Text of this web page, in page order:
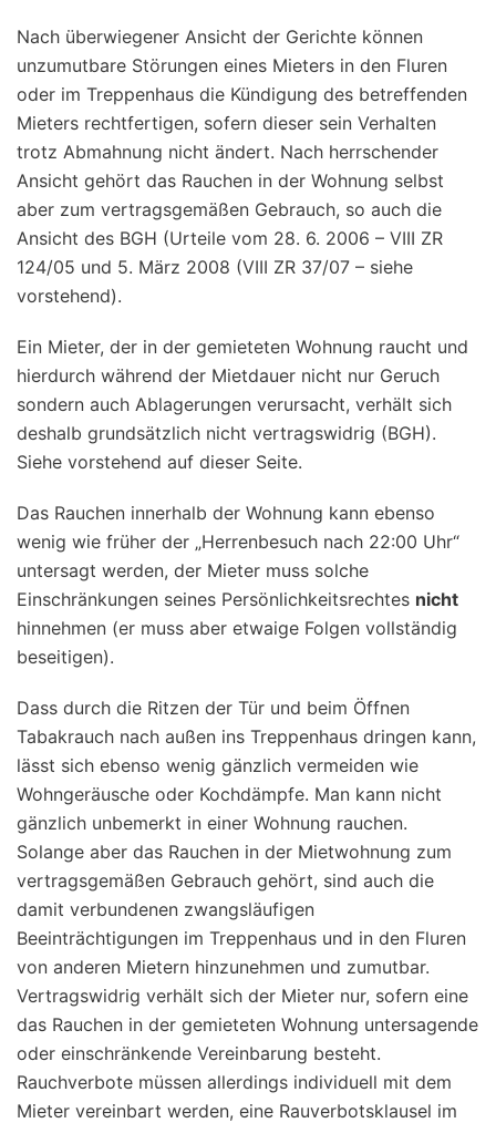
Nach überwiegener Ansicht der Gerichte können
unzumutbare Störungen eines Mieters in den Fluren
oder im Treppenhaus die Kündigung des betreffenden
Mieters rechtfertigen, sofern dieser sein Verhalten
trotz Abmahnung nicht ändert. Nach herrschender
Ansicht gehört das Rauchen in der Wohnung selbst
aber zum vertragsgemäßen Gebrauch, so auch die
Ansicht des BGH (Urteile vom 28. 6. 2006 – VIII ZR
124/05 und 5. März 2008 (VIII ZR 37/07 – siehe
vorstehend).
Ein Mieter, der in der gemieteten Wohnung raucht und
hierdurch während der Mietdauer nicht nur Geruch
sondern auch Ablagerungen verursacht, verhält sich
deshalb grundsätzlich nicht vertragswidrig (BGH).
Siehe vorstehend auf dieser Seite.
Das Rauchen innerhalb der Wohnung kann ebenso
wenig wie früher der „Herrenbesuch nach 22:00 Uhr“
untersagt werden, der Mieter muss solche
Einschränkungen seines Persönlichkeitsrechtes nicht
hinnehmen (er muss aber etwaige Folgen vollständig
beseitigen).
Dass durch die Ritzen der Tür und beim Öffnen
Tabakrauch nach außen ins Treppenhaus dringen kann,
lässt sich ebenso wenig gänzlich vermeiden wie
Wohngeräusche oder Kochdämpfe. Man kann nicht
gänzlich unbemerkt in einer Wohnung rauchen.
Solange aber das Rauchen in der Mietwohnung zum
vertragsgemäßen Gebrauch gehört, sind auch die
damit verbundenen zwangsläufigen
Beeinträchtigungen im Treppenhaus und in den Fluren
von anderen Mietern hinzunehmen und zumutbar.
Vertragswidrig verhält sich der Mieter nur, sofern eine
das Rauchen in der gemieteten Wohnung untersagende
oder einschränkende Vereinbarung besteht.
Rauchverbote müssen allerdings individuell mit dem
Mieter vereinbart werden, eine Rauverbotsklausel im